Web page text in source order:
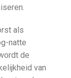
als
natte
de
van